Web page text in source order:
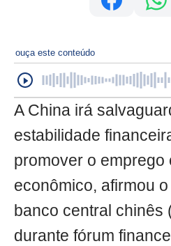
ouça este conteúdo
A China irá
estabilidade
promover o emprego
econômico, afirmou
banco central chinês
durante fórum